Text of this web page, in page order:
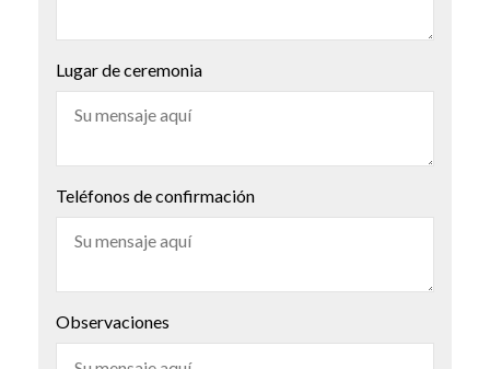
Lugar de ceremonia
Teléfonos de confirmación
Observaciones